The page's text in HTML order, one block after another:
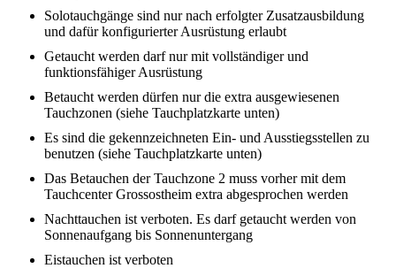
Solotauchgänge sind nur nach erfolgter Zusatzausbildung
und dafür konfigurierter Ausrüstung erlaubt
Getaucht werden darf nur mit vollständiger und
funktionsfähiger Ausrüstung
Betaucht werden dürfen nur die extra ausgewiesenen
Tauchzonen (siehe Tauchplatzkarte unten)
Es sind die gekennzeichneten Ein- und Ausstiegsstellen zu
benutzen (siehe Tauchplatzkarte unten)
Das Betauchen der Tauchzone 2 muss vorher mit dem
Tauchcenter Grossostheim extra abgesprochen werden
Nachttauchen ist verboten. Es darf getaucht werden von
Sonnenaufgang bis Sonnenuntergang
Eistauchen ist verboten